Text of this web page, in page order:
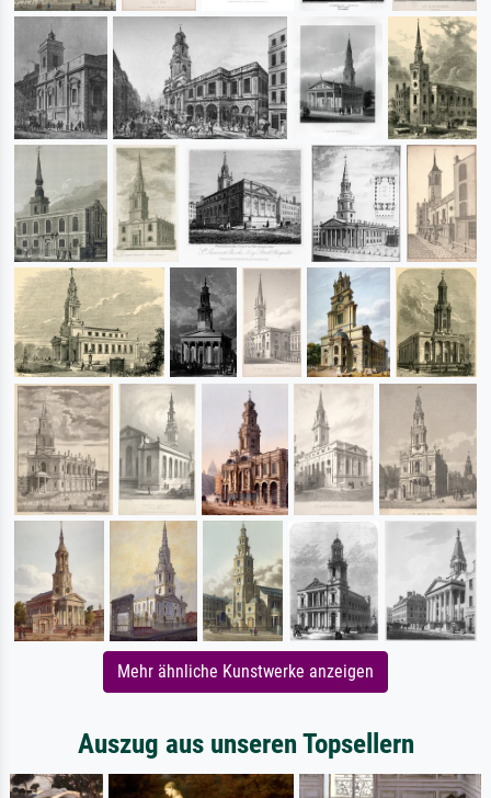
Mehr ähnliche Kunstwerke anzeigen
Auszug aus unseren Topsellern